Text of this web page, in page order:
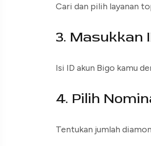
Cari dan pilih layanan
3. Masukkan
Isi ID akun Bigo kamu
4. Pilih
Tentukan jumlah